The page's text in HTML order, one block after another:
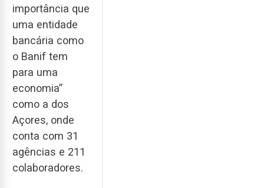
importância que
uma entidade
bancária como
o Banif tem
para uma
economia”
como a dos
Açores, onde
conta com 31
agências e 211
colaboradores.